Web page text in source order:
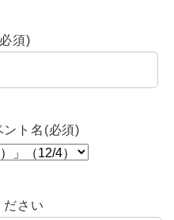
須)
ント名(必須)
ださい